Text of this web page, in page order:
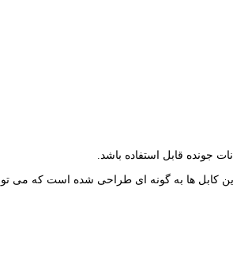
جونده قابل استفاده باشد.
کابل ها به گونه ای طراحی شده است که می